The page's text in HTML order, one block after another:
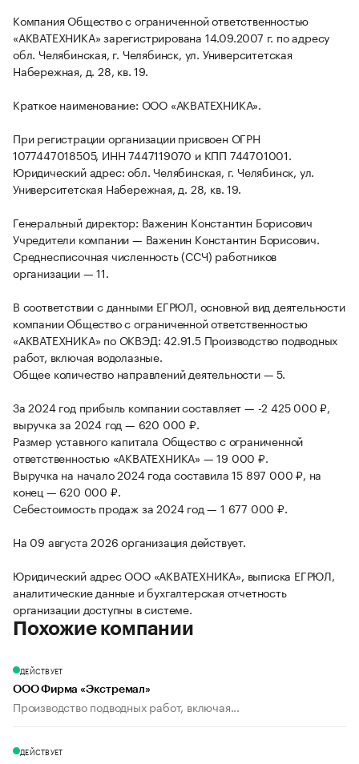
Компания Общество с ограниченной ответственностью
«АКВАТЕХНИКА» зарегистрирована 14.09.2007 г. по адресу
обл. Челябинская, г. Челябинск, ул. Университетская
Набережная, д. 28, кв. 19.
Краткое наименование: ООО «АКВАТЕХНИКА».
При регистрации организации присвоен ОГРН
1077447018505, ИНН 7447119070 и КПП 744701001.
Юридический адрес: обл. Челябинская, г. Челябинск, ул.
Университетская Набережная, д. 28, кв. 19.
Генеральный директор: Важенин Константин Борисович
Учредители компании — Важенин Константин Борисович.
Среднесписочная численность (ССЧ) работников
организации — 11.
В соответствии с данными ЕГРЮЛ, основной вид деятельности
компании Общество с ограниченной ответственностью
«АКВАТЕХНИКА» по ОКВЭД: 42.91.5 Производство подводных
работ, включая водолазные.
Общее количество направлений деятельности — 5.
За 2024 год прибыль компании составляет — -2 425 000 ₽,
выручка за 2024 год — 620 000 ₽.
Размер уставного капитала Общество с ограниченной
ответственностью «АКВАТЕХНИКА» — 19 000 ₽.
Выручка на начало 2024 года составила 15 897 000 ₽, на
конец — 620 000 ₽.
Себестоимость продаж за 2024 год — 1 677 000 ₽.
На 09 августа 2026 организация действует.
Юридический адрес ООО «АКВАТЕХНИКА», выписка ЕГРЮЛ,
аналитические данные и бухгалтерская отчетность
организации доступны в системе.
Похожие компании
ДЕЙСТВУЕТ
ООО Фирма «Экстремал»
Производство подводных работ, включая...
ДЕЙСТВУЕТ